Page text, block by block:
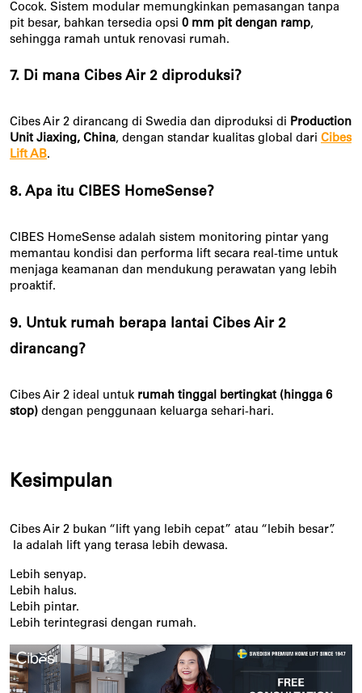
Cocok. Sistem modular memungkinkan pemasangan tanpa
pit besar, bahkan tersedia opsi 0 mm pit dengan ramp,
sehingga ramah untuk renovasi rumah.
7. Di mana Cibes Air 2 diproduksi?
Cibes Air 2 dirancang di Swedia dan diproduksi di Production
Unit Jiaxing, China, dengan standar kualitas global dari Cibes
Lift AB.
8. Apa itu CIBES HomeSense?
CIBES HomeSense adalah sistem monitoring pintar yang
memantau kondisi dan performa lift secara real-time untuk
menjaga keamanan dan mendukung perawatan yang lebih
proaktif.
9. Untuk rumah berapa lantai Cibes Air 2
dirancang?
Cibes Air 2 ideal untuk rumah tinggal bertingkat (hingga 6
stop) dengan penggunaan keluarga sehari-hari.
Kesimpulan
Cibes Air 2 bukan “lift yang lebih cepat” atau “lebih besar”.
Ia adalah lift yang terasa lebih dewasa.
Lebih senyap.
Lebih halus.
Lebih pintar.
Lebih terintegrasi dengan rumah.